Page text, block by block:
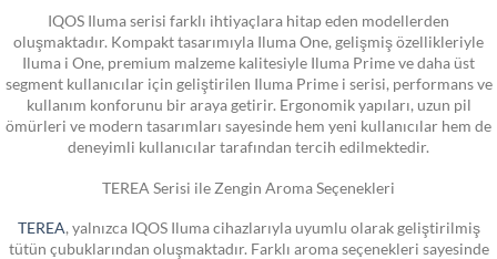
IQOS Iluma serisi farklı ihtiyaçlara hitap eden modellerden
oluşmaktadır. Kompakt tasarımıyla Iluma One, gelişmiş özellikleriyle
Iluma i One, premium malzeme kalitesiyle Iluma Prime ve daha üst
segment kullanıcılar için geliştirilen Iluma Prime i serisi, performans ve
kullanım konforunu bir araya getirir. Ergonomik yapıları, uzun pil
ömürleri ve modern tasarımları sayesinde hem yeni kullanıcılar hem de
deneyimli kullanıcılar tarafından tercih edilmektedir.
TEREA Serisi ile Zengin Aroma Seçenekleri
TEREA, yalnızca IQOS Iluma cihazlarıyla uyumlu olarak geliştirilmiş
tütün çubuklarından oluşmaktadır. Farklı aroma seçenekleri sayesinde